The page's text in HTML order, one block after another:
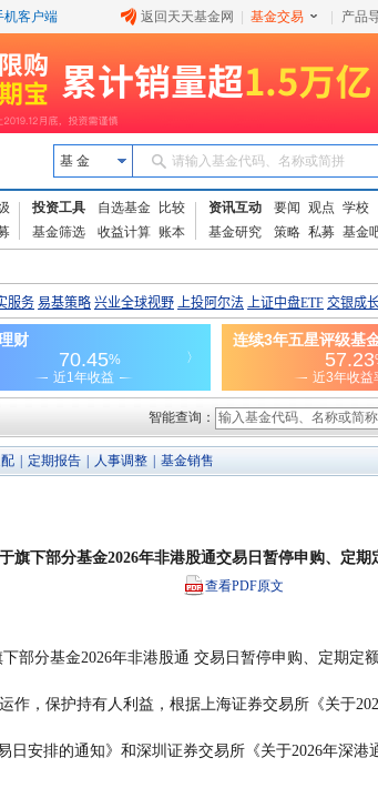
机客户端 返回天天基金网 基金交易 产品
基 金 请输入基金代码、名称或简拼
投资工具 自选基金
比较
基金筛选
收益计算 账本
资讯互动 要闻 观点 学校
基金研究
策略 私募 基金
智能查询：
定期报告 人事调整 基金销售
旗下部分基金2026年非港股通交易日暂停申购、定
查看PDF原文
部分基金2026年非港股通 交易日暂停申购、定期定
为保障基金平稳运作，保护持有人利益，根据上海证券交易所《关于
下港股通交易日安排的通知》和深圳证券交易所《关于2026年深港